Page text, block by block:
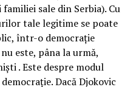
sale din Serbia). Cu
tale legitime se poate
într-o democrație
este, pâna la urmă,
. Este despre modul
Dacă Djokovic